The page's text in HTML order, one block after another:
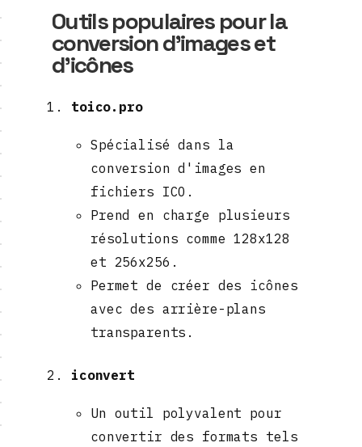
Outils populaires pour la
conversion d'images et
d'icônes
toico.pro
Spécialisé dans la
conversion d'images en
fichiers ICO.
Prend en charge plusieurs
résolutions comme 128x128
et 256x256.
Permet de créer des icônes
avec des arrière-plans
transparents.
iconvert
Un outil polyvalent pour
convertir des formats tels